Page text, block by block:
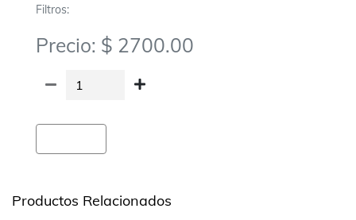
Filtros:
Precio: $ 2700.00
Productos Relacionados